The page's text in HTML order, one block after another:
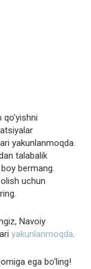
yakunlanmoqda.
talabalik
bermang.
olish uchun
Navoiy
yakunlanmoqda.
ega bo‘ling!